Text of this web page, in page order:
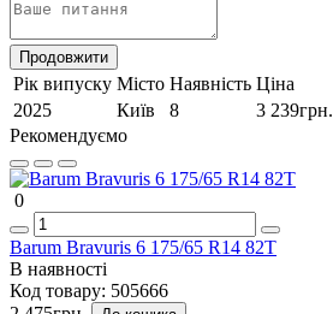
Продовжити
Рік випуску Місто Наявність Ціна
2025
Київ 8 3 239грн.
Рекомендуємо
0
Barum Bravuris 6 175/65 R14 82T
В наявності
Код товару: 505666